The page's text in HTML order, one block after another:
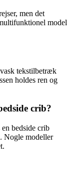
men det
model
tekstilbetræk
holdes ren og
crib?
bedside crib
Nogle modeller